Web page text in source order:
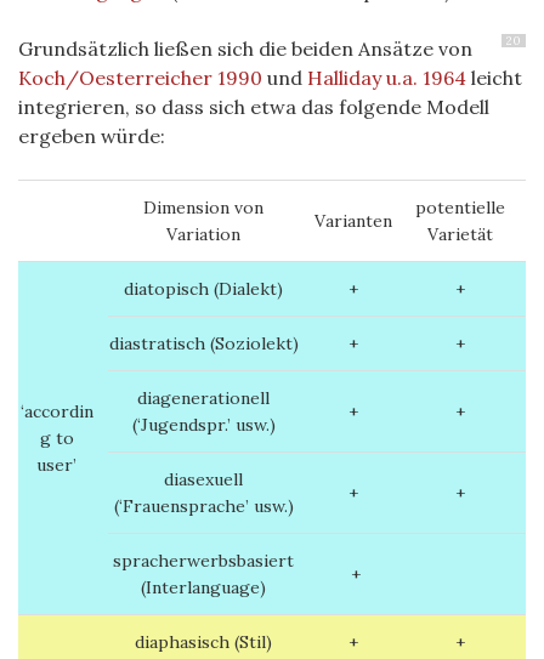
20
Grundsätzlich ließen sich die beiden Ansätze von
Koch/Oesterreicher 1990 und Halliday u.a. 1964 leicht
integrieren, so dass sich etwa das folgende Modell
ergeben würde:
Dimension von
Variation
Varianten
potentielle
Varietät
‘accordin
g to
user’
diatopisch (Dialekt) + +
diastratisch (Soziolekt) + +
diagenerationell
(‘Jugendspr.’ usw.)
+ +
diasexuell
(‘Frauensprache’ usw.)
+ +
spracherwerbsbasiert
(Interlanguage)
+
diaphasisch (Stil) + +